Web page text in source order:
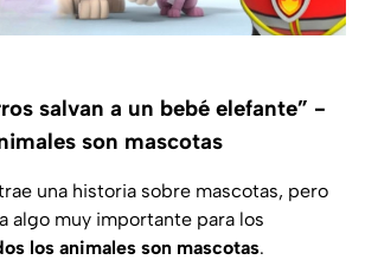
salvan a un bebé elefante” -
son mascotas
una historia sobre mascotas, pero
algo muy importante para los
los animales son mascotas.